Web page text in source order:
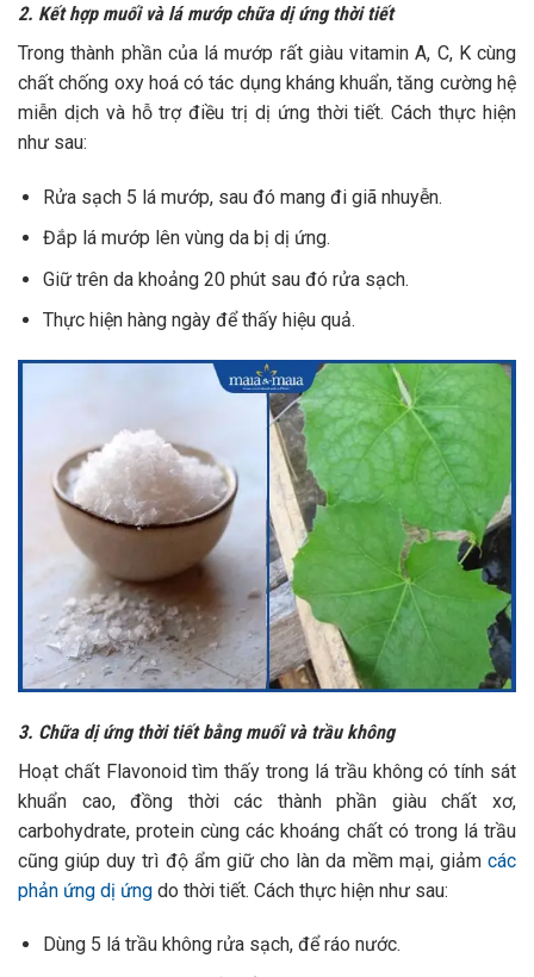
2. Kết hợp muối và lá mướp chữa dị ứng thời tiết
Trong thành phần của lá mướp rất giàu vitamin A, C, K cùng
chất chống oxy hoá có tác dụng kháng khuẩn, tăng cường hệ
miễn dịch và hỗ trợ điều trị dị ứng thời tiết. Cách thực hiện
như sau:
Rửa sạch 5 lá mướp, sau đó mang đi giã nhuyễn.
Đắp lá mướp lên vùng da bị dị ứng.
Giữ trên da khoảng 20 phút sau đó rửa sạch.
Thực hiện hàng ngày để thấy hiệu quả.
3. Chữa dị ứng thời tiết bằng muối và trầu không
Hoạt chất Flavonoid tìm thấy trong lá trầu không có tính sát
khuẩn cao, đồng thời các thành phần giàu chất xơ,
carbohydrate, protein cùng các khoáng chất có trong lá trầu
cũng giúp duy trì độ ẩm giữ cho làn da mềm mại, giảm các
phản ứng dị ứng do thời tiết. Cách thực hiện như sau:
Dùng 5 lá trầu không rửa sạch, để ráo nước.